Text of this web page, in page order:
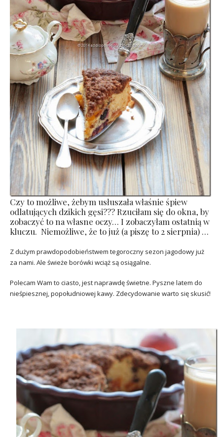
Czy to możliwe, żebym usłuszała właśnie śpiew
odlatujących dzikich gęsi??? Rzuciłam się do okna, by
zobaczyć to na własne oczy… I zobaczyłam ostatnią w
kluczu. Niemożliwe, że to już (a piszę to 2 sierpnia) …
Z dużym prawdopodobieństwem tegoroczny sezon jagodowy już
za nami. Ale świeże borówki wciąż są osiągalne.
Polecam Wam to ciasto, jest naprawdę świetne. Pyszne latem do
nieśpiesznej, popołudniowej kawy. Zdecydowanie warto się skusić!